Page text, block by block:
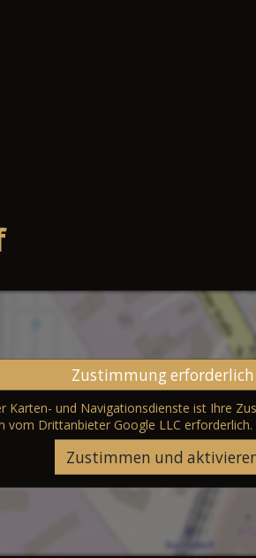
Zustimmung erforderlich
Karten- und Navigationsdienste ist Ihre
vom Drittanbieter Google LLC erforderlich.
Zustimmen und